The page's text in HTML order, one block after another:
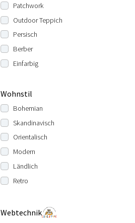
Patchwork
Outdoor Teppich
Persisch
Berber
Einfarbig
Wohnstil
Bohemian
Skandinavisch
Orientalisch
Modern
Ländlich
Retro
Webtechnik